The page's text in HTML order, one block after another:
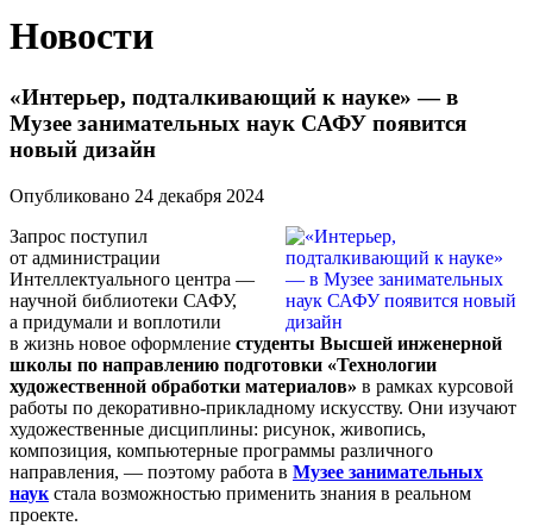
Новости
«Интерьер, подталкивающий к науке» — в
Музее занимательных наук САФУ появится
новый дизайн
Опубликовано 24 декабря 2024
Запрос поступил
от администрации
Интеллектуального центра —
научной библиотеки САФУ,
а придумали и воплотили
в жизнь новое оформление студенты Высшей инженерной
школы по направлению подготовки «Технологии
художественной обработки материалов» в рамках курсовой
работы по декоративно-прикладному искусству. Они изучают
художественные дисциплины: рисунок, живопись,
композиция, компьютерные программы различного
направления, — поэтому работа в Музее занимательных
наук стала возможностью применить знания в реальном
проекте.